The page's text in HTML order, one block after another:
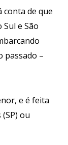
conta de que
e São
passado –
e é feita
ou